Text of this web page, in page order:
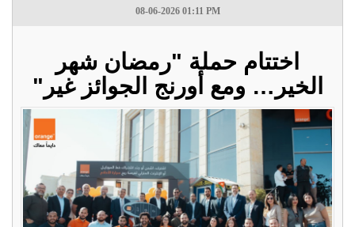
08-06-2026 01:11 PM
اختتام حملة "رمضان شهر
الخير… ومع أورنج الجوائز غير"